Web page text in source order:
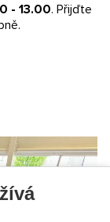
SÍTÍCH
- 13.00. Přijďte